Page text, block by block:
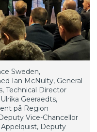
Sweden,
Ian McNulty, General
Technical Director
Geeraedts,
på Region
Vice-Chancellor
Deputy